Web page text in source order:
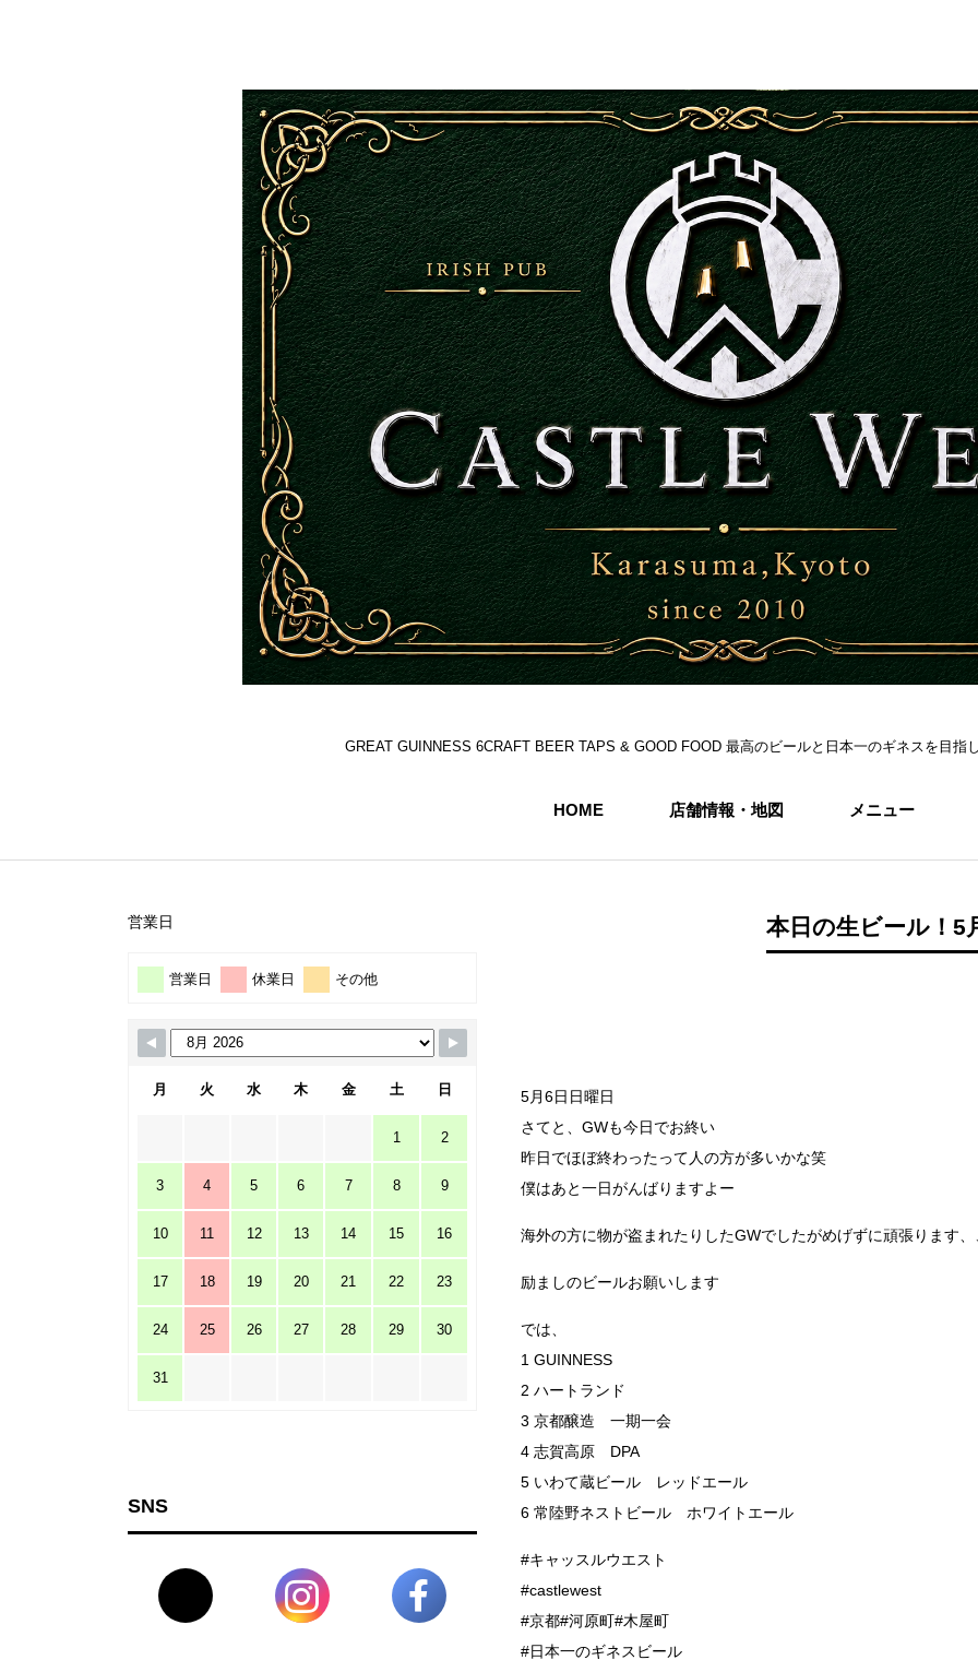
GREAT GUINNESS 6CRAFT BEER TAPS & GOOD FOOD 最高のビールと日本一のギネスを目指
HOME 店舗情報・地図 メニュー
本日の生ビール！5
5月6日日曜日
さてと、GWも今日でお終い
昨日でほぼ終わったって人の方が多いかな笑
僕はあと一日がんばりますよー
海外の方に物が盗まれたりしたGWでしたがめげずに頑張ります、
励ましのビールお願いします
では、
1 GUINNESS
2 ハートランド
3 京都醸造 一期一会
4 志賀高原 DPA
5 いわて蔵ビール レッドエール
6 常陸野ネストビール ホワイトエール
#キャッスルウエスト
#castlewest
#京都#河原町#木屋町
#日本一のギネスビール
営業日
営業日 休業日 その他
月 火 水 木 金 土 日
1 2
3 4 5 6 7 8 9
10 11 12 13 14 15 16
17 18 19 20 21 22 23
24 25 26 27 28 29 30
31
SNS